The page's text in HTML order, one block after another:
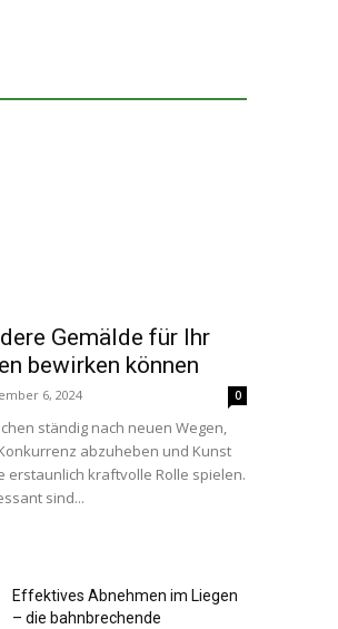
Gemälde für Ihr
bewirken können
6, 2024 0
ständig nach neuen Wegen,
abzuheben und Kunst
erstaunlich kraftvolle Rolle spielen.
sind...
Effektives Abnehmen im Liegen
– die bahnbrechende